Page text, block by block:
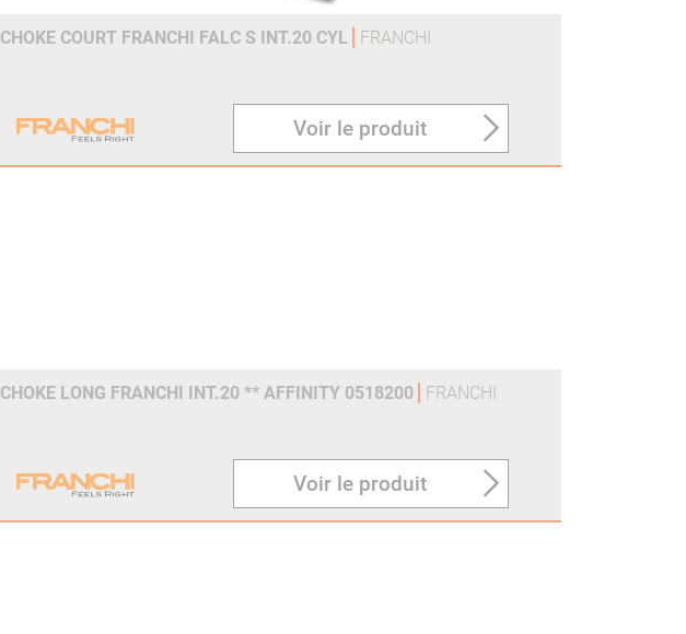
CHOKE COURT FRANCHI FALC S INT.20 CYL FRANCHI
Voir le produit
CHOKE LONG FRANCHI INT.20 ** AFFINITY 0518200 FRANCHI
Voir le produit